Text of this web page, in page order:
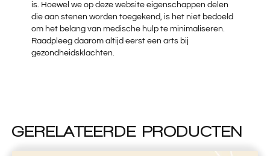
is. Hoewel we op deze website eigenschappen delen
die aan stenen worden toegekend, is het niet bedoeld
om het belang van medische hulp te minimaliseren.
Raadpleeg daarom altijd eerst een arts bij
gezondheidsklachten.
GERELATEERDE PRODUCTEN